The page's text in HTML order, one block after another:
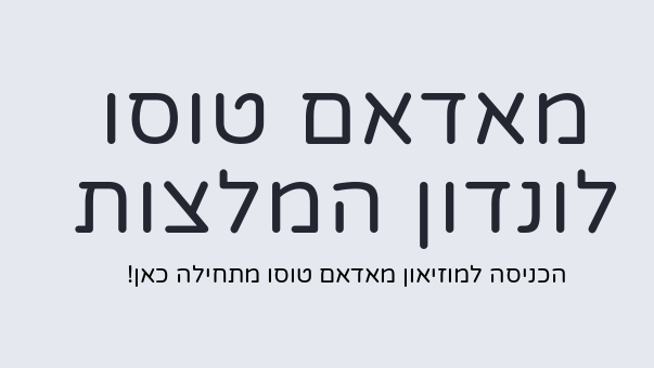
מאדאם טוסו
לונדון המלצות
הכניסה למוזיאון מאדאם טוסו מתחילה כאן!